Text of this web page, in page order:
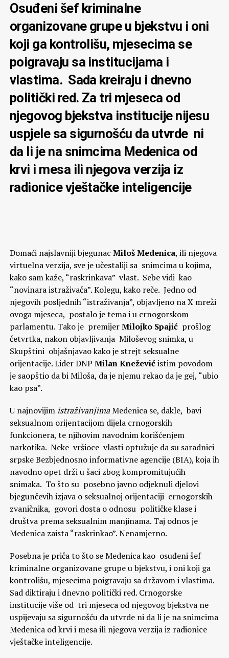
Osuđeni šef kriminalne
organizovane grupe u bjekstvu i oni
koji ga kontrolišu, mjesecima se
poigravaju sa institucijama i
vlastima. Sada kreiraju i dnevno
politički red. Za tri mjeseca od
njegovog bjekstva institucije nijesu
uspjele sa sigurnošću da utvrde ni
da li je na snimcima Medenica od
krvi i mesa ili njegova verzija iz
radionice vještačke inteligencije
Domaći najslavniji bjegunac Miloš Medenica, ili njegova
virtuelna verzija, sve je učestaliji sa snimcima u kojima,
kako sam kaže, “raskrinkava” vlast. Sebe vidi kao
“novinara istraživača”. Kolegu, kako reče. Jedno od
njegovih posljednih “istraživanja”, objavljeno na X mreži
ovoga mjeseca, postalo je tema i u crnogorskom
parlamentu. Tako je premijerMilojko Spajićprošlog
četvrtka, nakon objavljivanja Miloševog snimka, u
Skupštini objašnjavao kako je strejt seksualne
orijentacije. Lider DNP Milan Kneževićistim povodom
je saopštio da bi Miloša, da je njemu rekao da je gej, “ubio
kao psa”.
U najnovijimistraživanjimaMedenica se, dakle, bavi
seksualnom orijentacijom dijela crnogorskih
funkcionera, te njihovim navodnim korišćenjem
narkotika. Neke vršioce vlasti optužuje da su saradnici
srpske Bezbjednosno informativne agencije (BIA), koja ih
navodno opet drži u šaci zbog kompromitujućih
snimaka. To što su posebno javno odjeknuli djelovi
bjegunčevih izjava o seksualnoj orijentaciji crnogorskih
zvaničnika, govori dosta o odnosu političke klase i
društva prema seksualnim manjinama. Taj odnos je
Medenica zaista “raskrinkao”. Nenamjerno.
Posebna je priča to što se Medenica kao osuđeni šef
kriminalne organizovane grupe u bjekstvu, i oni koji ga
kontrolišu, mjesecima poigravaju sa državom i vlastima.
Sad diktiraju i dnevno politički red. Crnogorske
institucije više od tri mjeseca od njegovog bjekstva ne
uspijevaju sa sigurnošću da utvrde ni da li je na snimcima
Medenica od krvi i mesa ili njegova verzija iz radionice
vještačke inteligencije.